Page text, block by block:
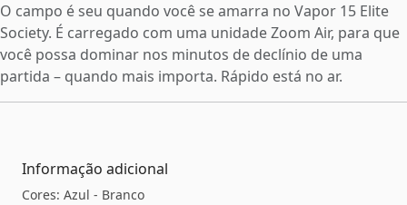
O campo é seu quando você se amarra no Vapor 15 Elite
Society. É carregado com uma unidade Zoom Air, para que
você possa dominar nos minutos de declínio de uma
partida – quando mais importa. Rápido está no ar.
Informação adicional
Cores: Azul - Branco